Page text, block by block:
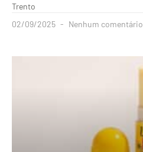
Trento
02/09/2025
Nenhum comentário